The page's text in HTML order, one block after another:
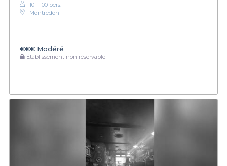
10 - 100 pers.
Montredon
€€€ Modéré
Établissement non réservable